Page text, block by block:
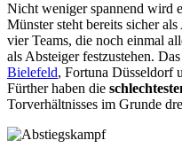
Nicht weniger spannend wird
Münster steht bereits sicher
vier Teams, die noch einmal
als Absteiger festzustehen.
Bielefeld, Fortuna Düsseldorf
Fürther haben die
Torverhältnisses im Grunde